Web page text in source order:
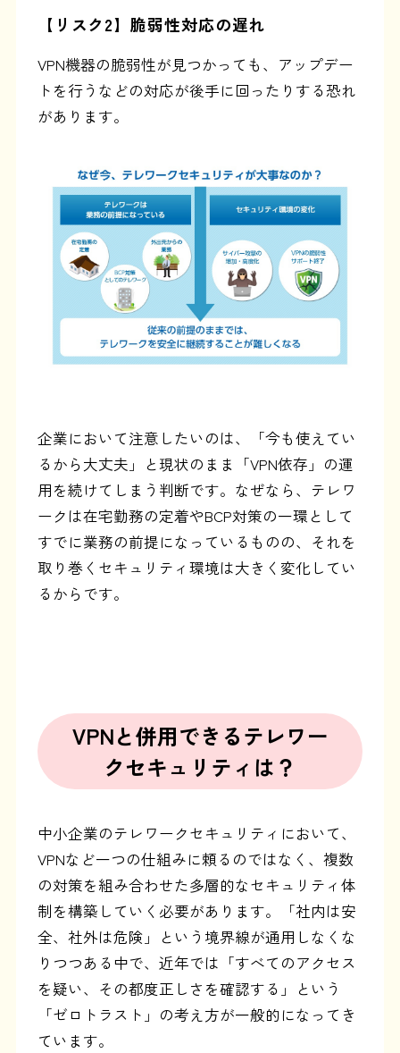
【リスク2】脆弱性対応の遅れ
VPN機器の脆弱性が見つかっても、アップデー
トを行うなどの対応が後手に回ったりする恐れ
があります。
企業において注意したいのは、「今も使えてい
るから大丈夫」と現状のまま「VPN依存」の運
用を続けてしまう判断です。なぜなら、テレワ
ークは在宅勤務の定着やBCP対策の一環として
すでに業務の前提になっているものの、それを
取り巻くセキュリティ環境は大きく変化してい
るからです。
VPNと併用できるテレワー
クセキュリティは？
中小企業のテレワークセキュリティにおいて、
VPNなど一つの仕組みに頼るのではなく、複数
の対策を組み合わせた多層的なセキュリティ体
制を構築していく必要があります。「社内は安
全、社外は危険」という境界線が通用しなくな
りつつある中で、近年では「すべてのアクセス
を疑い、その都度正しさを確認する」という
「ゼロトラスト」の考え方が一般的になってき
ています。